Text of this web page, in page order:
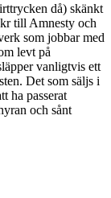
då) skänkt
till Amnesty och
som jobbar med
levt på
vanligtvis ett
Det som säljs i
ha passerat
och sånt